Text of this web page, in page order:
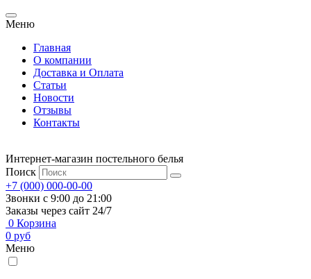
Меню
Главная
О компании
Доставка и Оплата
Статьи
Новости
Отзывы
Контакты
Интернет-магазин постельного белья
Поиск
+7 (000) 000-00-00
Звонки с 9:00 до 21:00
Заказы через сайт 24/7
0 Корзина
0 руб
Меню